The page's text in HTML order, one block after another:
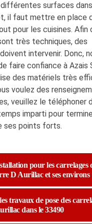
surfaces
il faut mettre en place
pour les cuisines. Afin
très techniques, des
intervenir. Donc,
faire confiance à Azais
des matériels très
voulez des
veuillez le téléphoner
imparti pour
ses points forts.
pour les carrelages
D Aurillac et ses environs
travaux de pose des
dans le 33490